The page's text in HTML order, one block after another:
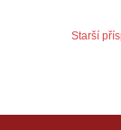
Starší